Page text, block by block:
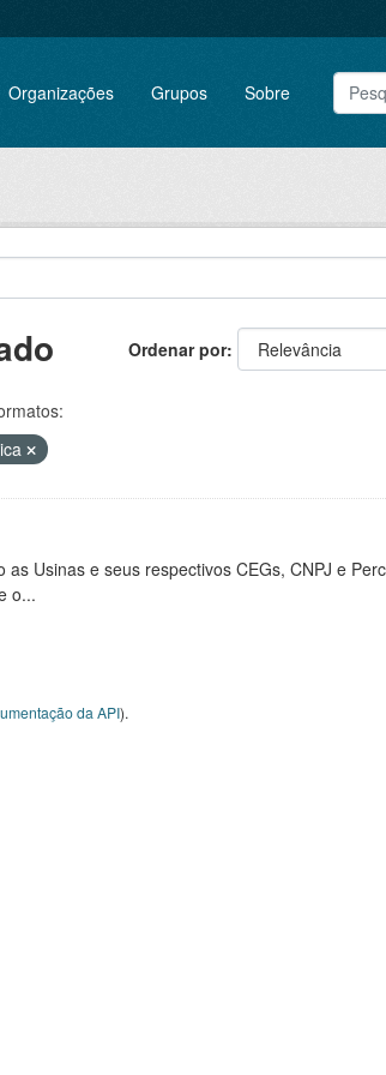
Organizações Grupos Sobre
Ordenar por
Usinas e seus respectivos CEGs, CNPJ e
o...
da API).